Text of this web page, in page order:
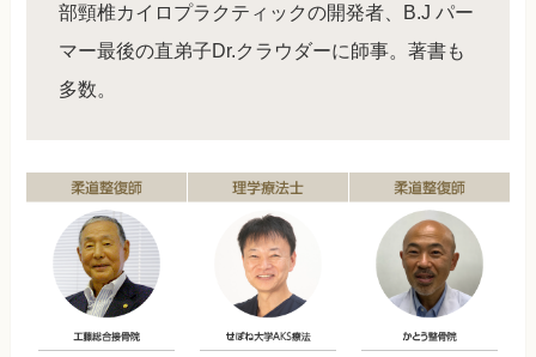
部頸椎カイロプラクティックの開発者、B.J パー
マー最後の直弟子Dr.クラウダーに師事。著書も
多数。